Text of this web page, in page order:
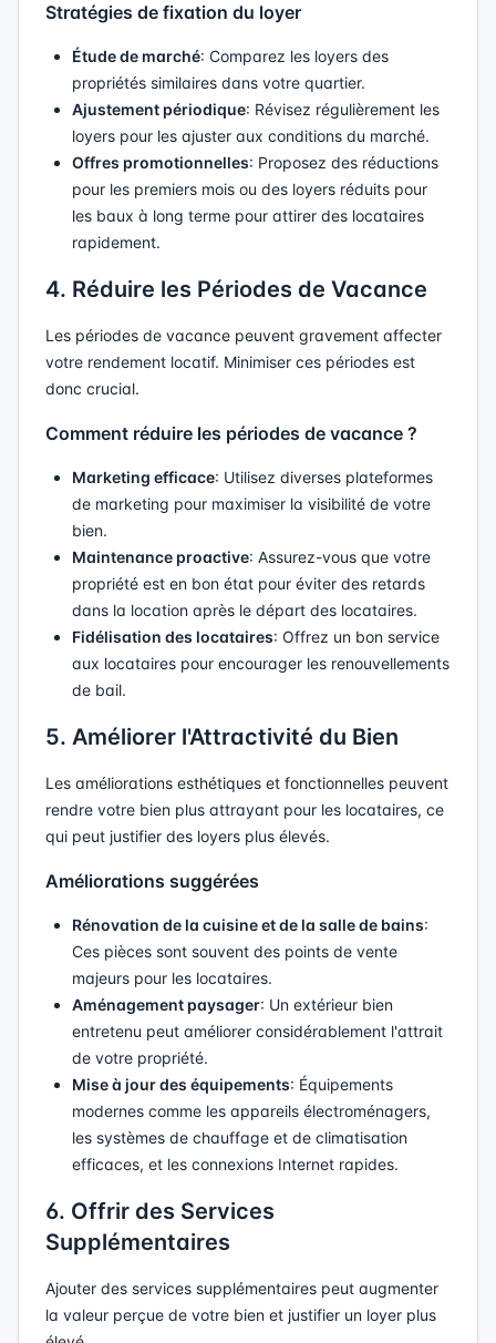
Stratégies de fixation du loyer
Étude de marché: Comparez les loyers des
propriétés similaires dans votre quartier.
Ajustement périodique: Révisez régulièrement les
loyers pour les ajuster aux conditions du marché.
Offres promotionnelles: Proposez des réductions
pour les premiers mois ou des loyers réduits pour
les baux à long terme pour attirer des locataires
rapidement.
4. Réduire les Périodes de Vacance
Les périodes de vacance peuvent gravement affecter
votre rendement locatif. Minimiser ces périodes est
donc crucial.
Comment réduire les périodes de vacance ?
Marketing efficace: Utilisez diverses plateformes
de marketing pour maximiser la visibilité de votre
bien.
Maintenance proactive: Assurez-vous que votre
propriété est en bon état pour éviter des retards
dans la location après le départ des locataires.
Fidélisation des locataires: Offrez un bon service
aux locataires pour encourager les renouvellements
de bail.
5. Améliorer l'Attractivité du Bien
Les améliorations esthétiques et fonctionnelles peuvent
rendre votre bien plus attrayant pour les locataires, ce
qui peut justifier des loyers plus élevés.
Améliorations suggérées
Rénovation de la cuisine et de la salle de bains:
Ces pièces sont souvent des points de vente
majeurs pour les locataires.
Aménagement paysager: Un extérieur bien
entretenu peut améliorer considérablement l'attrait
de votre propriété.
Mise à jour des équipements: Équipements
modernes comme les appareils électroménagers,
les systèmes de chauffage et de climatisation
efficaces, et les connexions Internet rapides.
6. Offrir des Services
Supplémentaires
Ajouter des services supplémentaires peut augmenter
la valeur perçue de votre bien et justifier un loyer plus